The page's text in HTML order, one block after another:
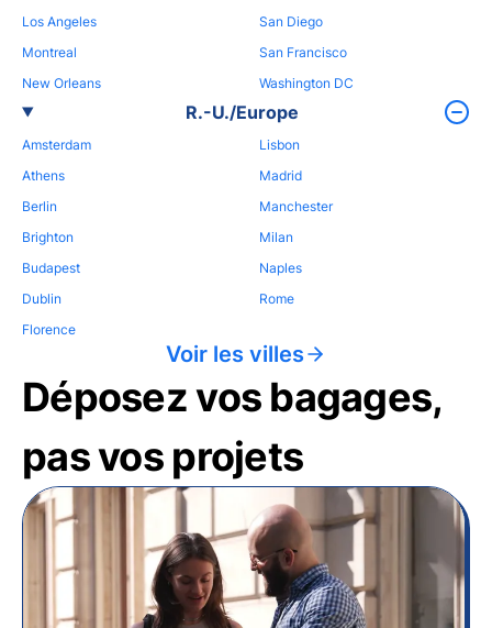
Los Angeles
Montreal
New Orleans
San Diego
San Francisco
Washington DC
R.-U./Europe
Amsterdam
Athens
Berlin
Brighton
Budapest
Dublin
Florence
Lisbon
Madrid
Manchester
Milan
Naples
Rome
Voir les villes
Déposez vos bagages,
pas vos projets